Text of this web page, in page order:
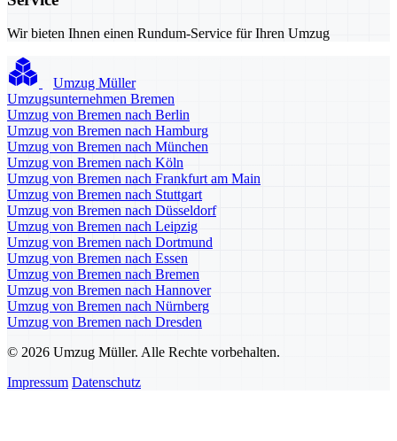
Wir bieten Ihnen einen Rundum-Service für Ihren Umzug
Umzug Müller
Umzugsunternehmen Bremen
Umzug von Bremen nach Berlin
Umzug von Bremen nach Hamburg
Umzug von Bremen nach München
Umzug von Bremen nach Köln
Umzug von Bremen nach Frankfurt am Main
Umzug von Bremen nach Stuttgart
Umzug von Bremen nach Düsseldorf
Umzug von Bremen nach Leipzig
Umzug von Bremen nach Dortmund
Umzug von Bremen nach Essen
Umzug von Bremen nach Bremen
Umzug von Bremen nach Hannover
Umzug von Bremen nach Nürnberg
Umzug von Bremen nach Dresden
© 2026 Umzug Müller. Alle Rechte vorbehalten.
Impressum Datenschutz